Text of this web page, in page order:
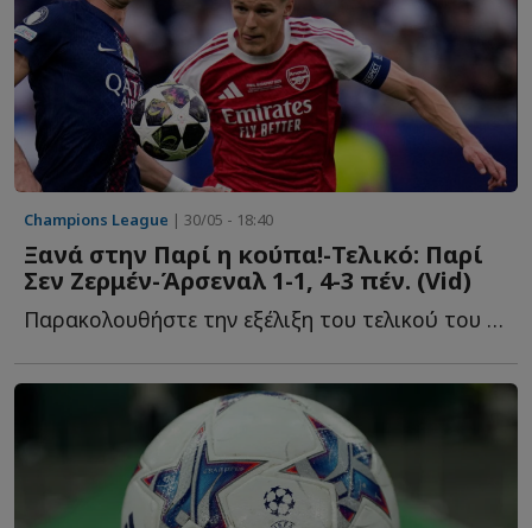
Champions League | 30/05 - 18:40
Ξανά στην Παρί η κούπα!-Τελικό: Παρί
Σεν Ζερμέν-Άρσεναλ 1-1, 4-3 πέν. (Vid)
Παρακολουθήστε την εξέλιξη του τελικού του Champions League σ...